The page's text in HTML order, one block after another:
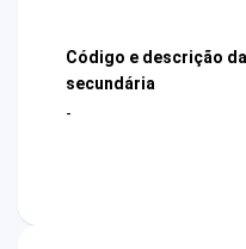
Código e descrição
secundária
-